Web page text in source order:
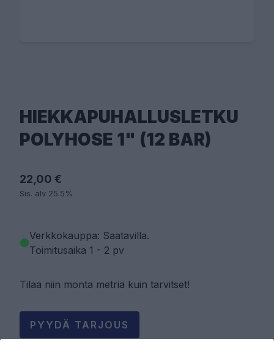
HIEKKAPUHALLUSLETKU
POLYHOSE 1" (12 BAR)
22,00 €
Sis. alv 25.5%
Verkkokauppa: Saatavilla.
Toimitusaika 1 - 2 pv
Tilaa niin monta metriä kuin tarvitset!
PYYDÄ TARJOUS